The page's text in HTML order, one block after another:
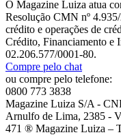
O Magazine Luiza atua
Resolução CMN nº
crédito e operações de
Crédito, Financiamento e
02.206.577/0001-80.
Compre pelo chat
ou compre pelo telefone:
0800 773 3838
Magazine Luiza S/A -
Arnulfo de Lima, 2385 -
471 ® Magazine Luiza –